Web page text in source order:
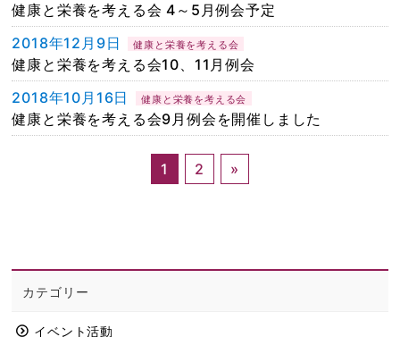
健康と栄養を考える会 4～5月例会予定
2018年12月9日
健康と栄養を考える会
健康と栄養を考える会10、11月例会
2018年10月16日
健康と栄養を考える会
健康と栄養を考える会9月例会を開催しました
1 2 »
カテゴリー
イベント活動